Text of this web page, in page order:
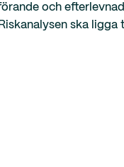
och
ska